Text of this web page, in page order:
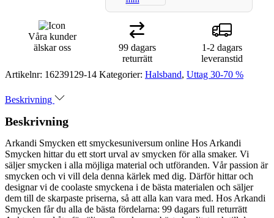
Våra kunder
älskar oss
99 dagars
returrätt
1-2 dagars
leveranstid
Artikelnr: 16239129-14 Kategorier: Halsband, Uttag 30-70 %
Beskrivning
Beskrivning
Arkandi Smycken ett smyckesuniversum online Hos Arkandi
Smycken hittar du ett stort urval av smycken för alla smaker. Vi
säljer smycken i alla möjliga material och utföranden. Vår passion är
smycken och vi vill dela denna kärlek med dig. Därför hittar och
designar vi de coolaste smyckena i de bästa materialen och säljer
dem till de skarpaste priserna, så att alla kan vara med. Hos Arkandi
Smycken får du alla de bästa fördelarna: 99 dagars full returrätt